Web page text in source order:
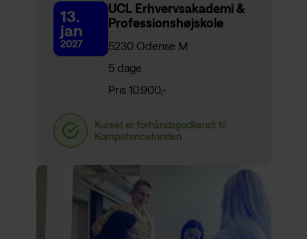
13.
jan
2027
UCL Erhvervsakademi &
Professionshøjskole
5230 Odense M
5 dage
Pris 10.900,-